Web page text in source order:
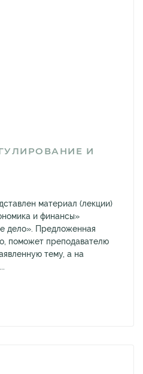
И
материал (лекции)
и финансы»
дело». Предложенная
поможет преподавателю
тему, а на